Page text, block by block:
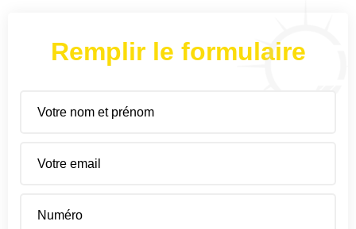
Remplir le formulaire